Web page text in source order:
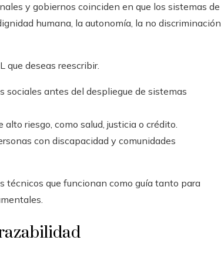
y gobiernos coinciden en que los sistemas de
humana, la autonomía, la no discriminación
que deseas reescribir.
antes del despliegue de sistemas
riesgo, como salud, justicia o crédito.
con discapacidad y comunidades
técnicos que funcionan como guía tanto para